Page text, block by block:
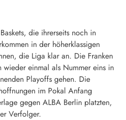
die ihrerseits noch in
in der höherklassigen
die Liga klar an. Die Franken
wieder einmal als Nummer eins in
Playoffs gehen. Die
im Pokal Anfang
gegen ALBA Berlin platzten,
Verfolger.